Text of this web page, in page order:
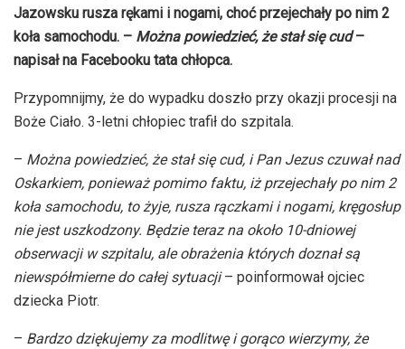
Jazowsku rusza rękami i nogami, choć przejechały po nim 2
koła samochodu. – Można powiedzieć, że stał się cud–
napisał na Facebooku tata chłopca.
Przypomnijmy, że do wypadku doszło przy okazji procesji na
Boże Ciało. 3-letni chłopiec trafił do szpitala.
– Można powiedzieć, że stał się cud, i Pan Jezus czuwał nad
Oskarkiem, ponieważ pomimo faktu, iż przejechały po nim 2
koła samochodu, to żyje, rusza rączkami i nogami, kręgosłup
nie jest uszkodzony. Będzie teraz na około 10-dniowej
obserwacji w szpitalu, ale obrażenia których doznał są
niewspółmierne do całej sytuacji– poinformował ojciec
dziecka Piotr.
– Bardzo dziękujemy za modlitwę i gorąco wierzymy, że